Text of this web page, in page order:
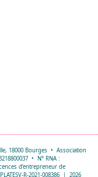
18000 Bourges • Association
• N° RNA :
d’entrepreneur de
R-2021-008386 | 2026